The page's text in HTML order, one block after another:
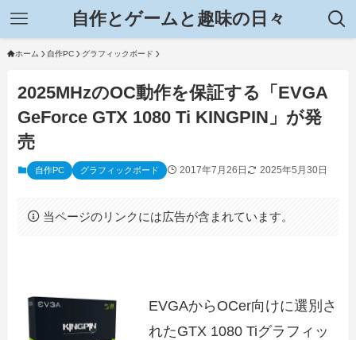
自作とゲームと趣味の日々
ホーム 自作PC グラフィックボード
2025MHzのOC動作を保証する「EVGA
GeForce GTX 1080 Ti KINGPIN」が発
売
自作PC グラフィックボード 2017年7月26日 2025年5月30日
当ページのリンクには広告が含まれています。
EVGAからOCer向けに選別さ
れたGTX 1080 Tiグラフィッ